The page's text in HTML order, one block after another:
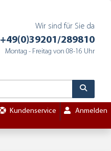
Wir sind für Sie da
+49(0)39201/289810
Montag - Freitag von 08-16 Uhr
Kundenservice Anmelden